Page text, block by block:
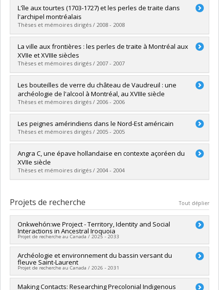
Diplômé(e) :Poudret-Barré, Alexandre
Cycle :Maîtrise
Diplôme obtenu :M. Sc.
Lien vers le document dans Papyrus
L'île aux tourtes (1703-1727) et les perles de traite dans
l'archipel montréalais
Thèses et mémoires dirigés / 2008 - 2008
Diplômé(e) :Murray, Annie-Claude
Cycle :Maîtrise
Diplôme obtenu :M. Sc.
Lien vers le document dans Papyrus
La ville aux frontières : les perles de traite à Montréal aux
XVIIe et XVIIIe siècles
Thèses et mémoires dirigés / 2007 - 2007
Diplômé(e) :Lamothe, Francis
Cycle :Maîtrise
Diplôme obtenu :M. Sc.
Lien vers le document dans Papyrus
Les bouteilles de verre du château de Vaudreuil : une
archéologie de l'alcool à Montréal, au XVIIIe siècle
Thèses et mémoires dirigés / 2006 - 2006
Diplômé(e) :Losier, Catherine
Cycle : Maîtrise
Diplôme obtenu :M. Sc.
Lien vers le document dans Papyrus
Les peignes amérindiens dans le Nord-Est américain
Thèses et mémoires dirigés / 2005 - 2005
Diplômé(e) : Weisshuhn, Karine
Cycle :Maîtrise
Diplôme obtenu :M. Sc.
Lien vers le document dans Papyrus
Angra C, une épave hollandaise en contexte açoréen du
XVIIe siècle
Thèses et mémoires dirigés / 2004 - 2004
Cycle : Maîtrise
Diplôme obtenu :M. Sc.
Lien vers le document dans Papyrus
Projets de recherche Tout déplier
Onkwehón:we Project - Territory, Identity and Social
Interactions in Ancestral Iroquoia
Projet de recherche au Canada / 2025 - 2033
Chercheur principal : Christian Gates St-Pierre
Co-chercheurs : Dominique Deslandres
Brad Loewen
Archéologie et environnement du bassin versant du
fleuve Saint-Laurent
Projet de recherche au Canada / 2026 - 2031
Chercheur principal : Isabelle Ribot
Making Contacts: Researching Precolonial Indigenous